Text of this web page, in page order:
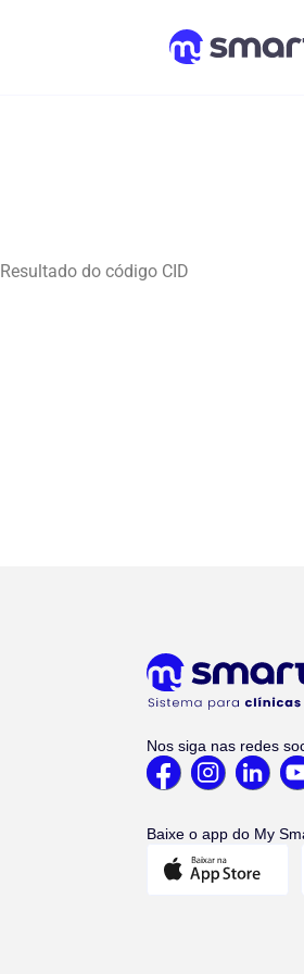
Resultado do código CID
Nos siga nas redes
Baixe o app do My